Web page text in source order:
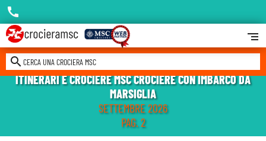
ITINERARI E CROCIERE MSC CROCIERE CON IMBARCO DA
MARSIGLIA
SETTEMBRE 2026
PAG. 2
searchCERCA UNA CROCIERA MSC
call
segment